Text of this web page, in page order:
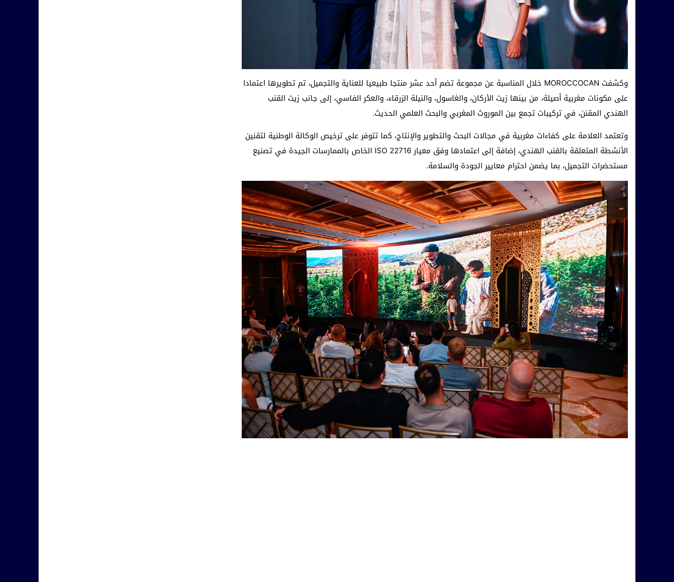
وكشفت MOROCCOCAN خلال المناسبة عن مجموعة تضم أحد عشر منتجا طبيعيا للعناية والتجميل، تم تطويرها اعتمادا
على مكونات مغربية أصيلة، من بينها زيت الأركان، والغاسول، والنيلة الزرقاء، والعكر الفاسي، إلى جانب زيت القنب
الهندي المقنن، في تركيبات تجمع بين الموروث المغربي والبحث العلمي الحديث.
وتعتمد العلامة على كفاءات مغربية في مجالات البحث والتطوير والإنتاج، كما تتوفر على ترخيص الوكالة الوطنية لتقنين
الأنشطة المتعلقة بالقنب الهندي، إضافة إلى اعتمادها وفق معيار ISO 22716 الخاص بالممارسات الجيدة في تصنيع
مستحضرات التجميل، بما يضمن احترام معايير الجودة والسلامة.